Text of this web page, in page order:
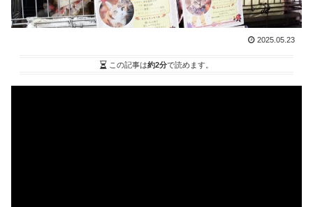
2025.05.23
この記事は約2分で読めます。